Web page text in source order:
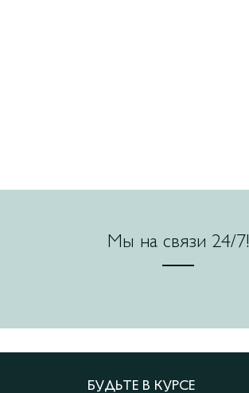
Мы на связи 24/7!
БУДЬТЕ В КУРСЕ